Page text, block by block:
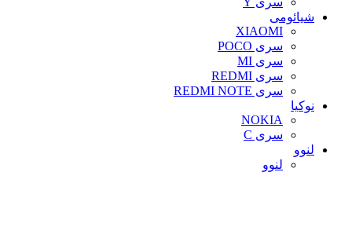
شیائومی
XIAOMI
سری POCO
سری MI
سری REDMI
سری REDMI NOTE
نوکیا
NOKIA
سری C
لنوو
لنوو